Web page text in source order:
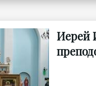
Иерей